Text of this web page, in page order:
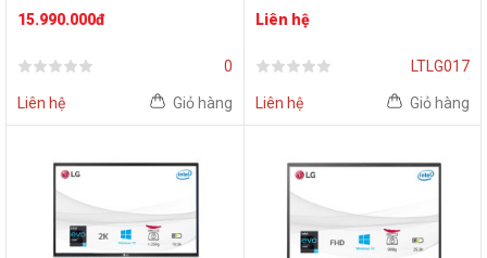
1220P | RAM 8GB | SSD
Intel UHD Graphics | Black)
15.990.000đ
0
Liên hệ Giỏ hàng
RAM 8GB | SSD 256GB | 14
inch WUXGA | FreeDos |
Bạc)
Liên hệ
LTLG017
Liên hệ Giỏ hàng